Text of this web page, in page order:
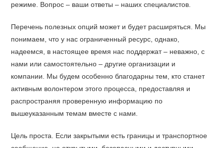
режиме. Вопрос – ваши ответы – наших специалистов.
Перечень полезных опций может и будет расширяться. Мы
понимаем, что у нас ограниченный ресурс, однако,
надеемся, в настоящее время нас поддержат – неважно, с
нами или самостоятельно – другие организации и
компании. Мы будем особенно благодарны тем, кто станет
активным волонтером этого процесса, предоставляя и
распространяя проверенную информацию по
вышеуказанным темам вместе с нами.
Цель проста. Если закрытыми есть границы и транспортное